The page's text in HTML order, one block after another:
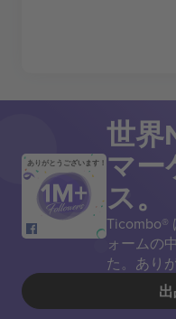
ありがとうございます！
世界
マー
ス。
Ticombo®
ォームの
た。あり